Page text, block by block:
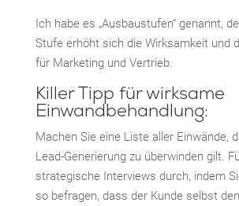
Ich habe es „Ausbaustufen“ genannt,
Stufe erhöht sich die Wirksamkeit und
für Marketing und Vertrieb.
Killer Tipp für wirksame
Einwandbehandlung:
Machen Sie eine Liste aller Einwände,
Lead-Generierung zu überwinden gilt.
strategische Interviews durch, indem
so befragen, dass der Kunde selbst